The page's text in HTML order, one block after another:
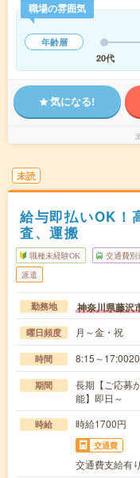
職場の雰囲気
年齢層
20代
気になる!
未読
給与即払いOK！
査、運搬
職種未経験OK 交通費別
派遣
勤務地 神奈川県藤沢
曜日頻度 月～金・祝
時間 8:15～
期間
長期【ご応募
能】即日～
時給 時給1700円
交通費
交通費支給有り